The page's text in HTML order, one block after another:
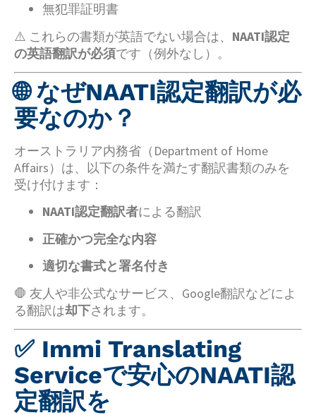
無犯罪証明書
⚠️ これらの書類が英語でない場合は、 NAATI認定
の英語翻訳が必須です（例外なし）。
🌐 なぜNAATI認定翻訳が必
要なのか？
オーストラリア内務省（Department of Home
Affairs）は、以下の条件を満たす翻訳書類のみを
受け付けます：
NAATI認定翻訳者による翻訳
正確かつ完全な内容
適切な書式と署名付き
🛑 友人や非公式なサービス、Google翻訳などによ
る翻訳は却下されます。
✅ Immi Translating
Serviceで安心のNAATI認
定翻訳を